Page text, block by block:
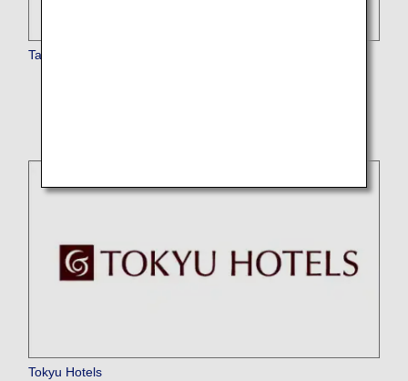
Taj Hotels Resorts and Palaces
Tokyu Hotels